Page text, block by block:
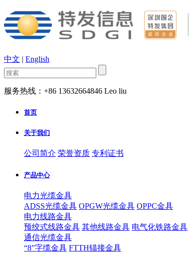
中文 | English
服务热线：+86 13632664846 Leo liu
首页
关于我们
公司简介 荣誉资质 专利证书
产品中心
电力光缆金具
ADSS光缆金具 OPGW光缆金具 OPPC金具
电力线路金具
预绞式线路金具 其他线路金具 电气化铁路金具
通信光缆金具
“8”字缆金具 FTTH锚接金具